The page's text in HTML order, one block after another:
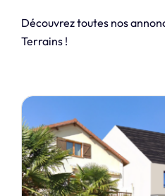
Découvrez toutes nos
Terrains !